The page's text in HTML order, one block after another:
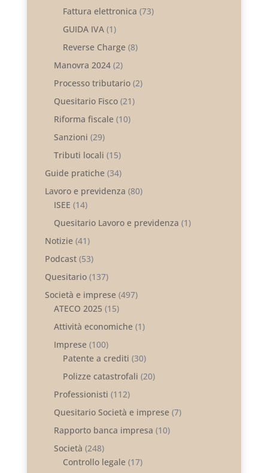
Fattura elettronica (73)
GUIDA IVA(1)
Reverse Charge(8)
Manovra 2024(2)
Processo tributario(2)
Quesitario Fisco(21)
Riforma fiscale(10)
Sanzioni (29)
Tributi locali (15)
Guide pratiche(34)
Lavoro e previdenza (80)
ISEE (14)
Quesitario Lavoro e previdenza (1)
Notizie(41)
Podcast(53)
Quesitario(137)
Società e imprese(497)
ATECO 2025 (15)
Attività economiche(1)
Imprese(100)
Patente a crediti (30)
Polizze catastrofali (20)
Professionisti (112)
Quesitario Società e imprese(7)
Rapporto banca impresa (10)
Società (248)
Controllo legale(17)